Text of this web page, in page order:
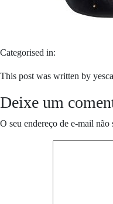
Categorised in:
This post was written by
Deixe um
O seu endereço de e-mail não